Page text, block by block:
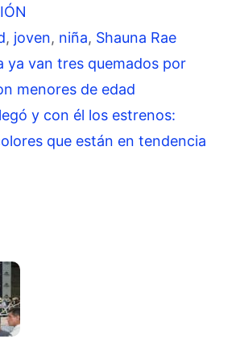
, joven, niña, Shauna Rae
ya van tres quemados por
menores de edad
y con él los estrenos:
que están en tendencia